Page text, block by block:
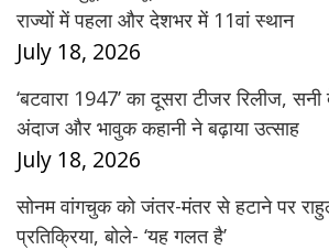
राज्यों में पहला और देशभर में 11वां स्थान
July 18, 2026
‘बटवारा 1947’ का दूसरा टीजर रिलीज,
अंदाज और भावुक कहानी ने बढ़ाया उत्साह
July 18, 2026
सोनम वांगचुक को जंतर-मंतर से हटाने पर
प्रतिक्रिया, बोले- ‘यह गलत है’